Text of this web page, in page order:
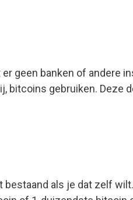
geen banken of andere
bitcoins gebruiken. Deze
als je dat zelf